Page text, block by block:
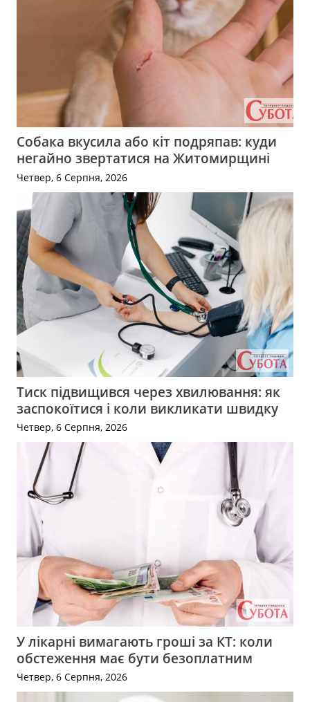
Собака вкусила або кіт подряпав: куди
негайно звертатися на Житомирщині
Четвер, 6 Серпня, 2026
Тиск підвищився через хвилювання: як
заспокоїтися і коли викликати швидку
Четвер, 6 Серпня, 2026
У лікарні вимагають гроші за КТ: коли
обстеження має бути безоплатним
Четвер, 6 Серпня, 2026